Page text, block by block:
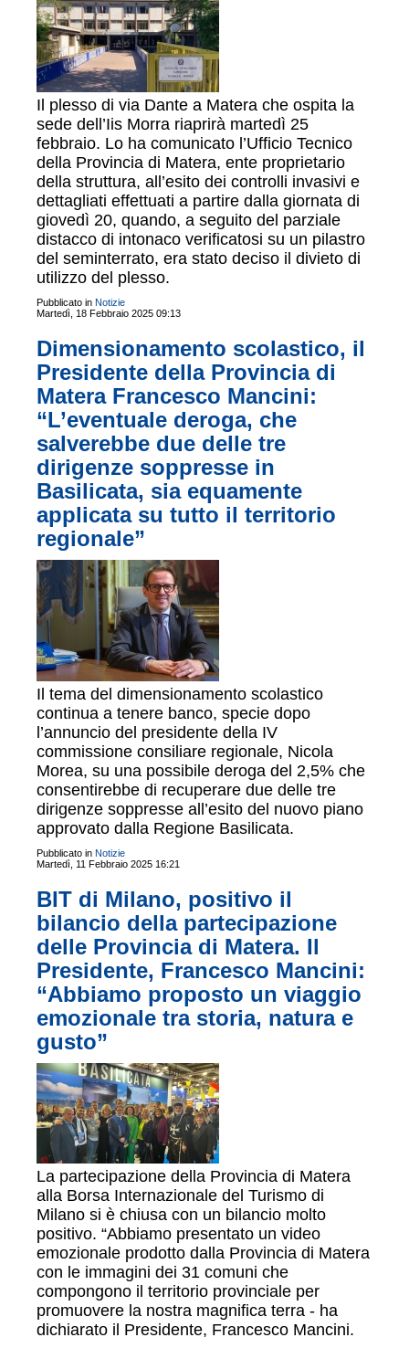
Il plesso di via Dante a Matera che ospita la
sede dell’Iis Morra riaprirà martedì 25
febbraio. Lo ha comunicato l’Ufficio Tecnico
della Provincia di Matera, ente proprietario
della struttura, all’esito dei controlli invasivi e
dettagliati effettuati a partire dalla giornata di
giovedì 20, quando, a seguito del parziale
distacco di intonaco verificatosi su un pilastro
del seminterrato, era stato deciso il divieto di
utilizzo del plesso.
Pubblicato in Notizie
Martedì, 18 Febbraio 2025 09:13
Dimensionamento scolastico, il
Presidente della Provincia di
Matera Francesco Mancini:
“L’eventuale deroga, che
salverebbe due delle tre
dirigenze soppresse in
Basilicata, sia equamente
applicata su tutto il territorio
regionale”
Il tema del dimensionamento scolastico
continua a tenere banco, specie dopo
l’annuncio del presidente della IV
commissione consiliare regionale, Nicola
Morea, su una possibile deroga del 2,5% che
consentirebbe di recuperare due delle tre
dirigenze soppresse all’esito del nuovo piano
approvato dalla Regione Basilicata.
Pubblicato in Notizie
Martedì, 11 Febbraio 2025 16:21
BIT di Milano, positivo il
bilancio della partecipazione
delle Provincia di Matera. Il
Presidente, Francesco Mancini:
“Abbiamo proposto un viaggio
emozionale tra storia, natura e
gusto”
La partecipazione della Provincia di Matera
alla Borsa Internazionale del Turismo di
Milano si è chiusa con un bilancio molto
positivo. “Abbiamo presentato un video
emozionale prodotto dalla Provincia di Matera
con le immagini dei 31 comuni che
compongono il territorio provinciale per
promuovere la nostra magnifica terra - ha
dichiarato il Presidente, Francesco Mancini.